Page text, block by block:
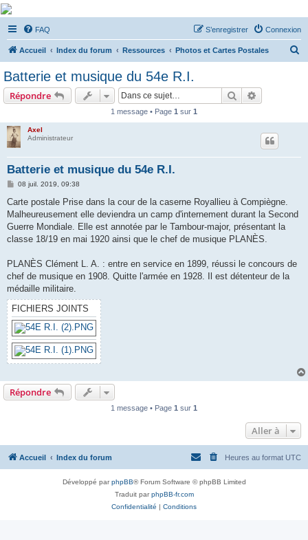
De Musicae Militari -
Forums
Forums de discussions
FAQ Connexion
S’enregistrer
Accueil Index du forum Ressources Photos et Cartes Postales
Batterie et musique du 54e R.I.
Répondre Rechercher
1 message • Page 1 sur 1
Axel
Administrateur
Batterie et musique du 54e R.I.
M
s
a
g
08 juil. 2019, 09:38
Carte postale Prise dans la cour de la caserne Royallieu à Compiègne.
Malheureusement elle deviendra un camp d'internement durant la Second
Guerre Mondiale. Elle est annotée par le Tambour-major, présentant la
classe 18/19 en mai 1920 ainsi que le chef de musique PLANÈS.
PLANÈS Clément L. A. : entre en service en 1899, réussi le concours de
chef de musique en 1908. Quitte l'armée en 1928. Il est détenteur de la
médaille militaire.
FICHIERS JOINTS
Répondre
1 message • Page 1 sur 1
Aller à
Accueil Index du forum Heures au format UTC
Développé parphpBB® Forum Software © phpBB Limited
Traduit parphpBB-fr.com
Confidentialité | Conditions